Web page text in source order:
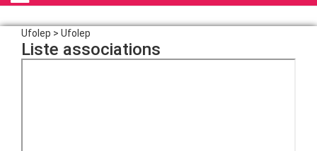
Ufolep > Ufolep
Liste associations